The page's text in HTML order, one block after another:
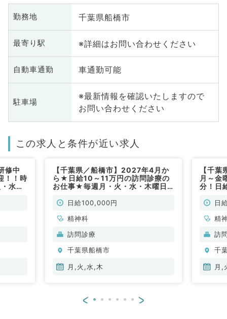
勤務地 千葉県船橋市
最寄り駅 ※詳細はお問い合わせください
自動車通勤 車通勤可能
駐車場
※最新情報を確認いたしますので
お問い合わせください
この求人と条件が近い求人
修中
！！時
水・
【千葉県／船橋市】2027年4月か
ら★日給10～11万円の訪問診療の
お仕事★毎週月・火・水・木曜日
終日のご勤務◎残業もなく働きやす
常勤）
日給100,000円
精神科
訪問診療
千葉県船橋市
月,火,水,木
【千
月～
分！日
／非常
日
精
訪
千
月,
< >